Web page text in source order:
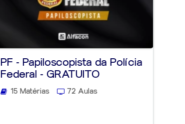
PF - Papiloscopista da Polícia
Federal - GRATUITO
15 Matérias 72 Aulas